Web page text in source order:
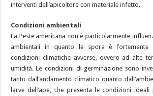
interventi dell’apicoltore con materiale infetto.
Condizioni ambientali
La Peste americana non è particolarmente
ambientali in quanto la spora è fortemente
condizioni climatiche avverse, ovvero ad alte
umidità. Le condizioni di germinazione sono
tanto dall’andamento climatico quanto
larve dell’ape, che presenta le condizioni